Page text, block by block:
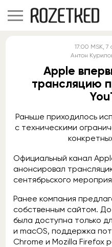
17:00 MSK, 7
Антон
Apple
трансляцию
Раньше приходилось
с техническими
Официальный канал
анонсировал
сентябрьского
Ранее компания
собственным сайтом.
была доступна только
и macOS, поддержка
Chrome и Mozilla Firefox